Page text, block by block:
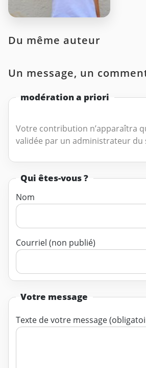
Du même auteur
Un message, un
modération a priori
Votre contribution n’apparaîtra
validée par un administrateur du
Qui êtes-vous ?
Nom
Courriel (non publié)
Votre message
Texte de votre message